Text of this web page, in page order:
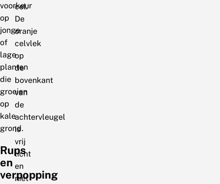
voorkeur
op
jonge
of
lage
planten
die
groeien
op
kale
grond.
Rups
en
verpopping
cel.
De
oranje
celvlek
op
de
bovenkant
van
de
achtervleugel
is
vrij
licht
en
niet